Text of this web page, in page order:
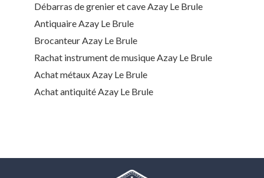
Débarras de grenier et cave Azay Le Brule
Antiquaire Azay Le Brule
Brocanteur Azay Le Brule
Rachat instrument de musique Azay Le Brule
Achat métaux Azay Le Brule
Achat antiquité Azay Le Brule